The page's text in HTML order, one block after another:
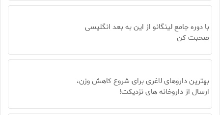
با دوره جامع لینگانو از این به بعد انگلیسی
صحبت کن
بهترین داروهای لاغری برای شروع کاهش وزن،
ارسال از داروخانه های نزدیکت!